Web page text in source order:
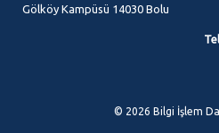
Gölköy Kampüsü 14030 Bolu
© 2026 Bilgi İşlem